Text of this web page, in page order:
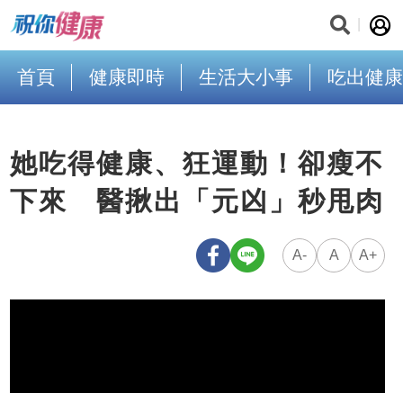
首頁 健康即時 生活大小事 吃出健康
她吃得健康、狂運動！卻瘦不
下來 醫揪出「元凶」秒甩肉
A- A A+